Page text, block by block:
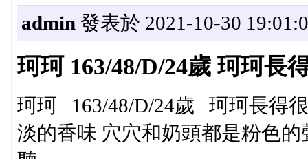
admin 發表於 2021-10-30
珂珂 163/48/D/24歲 珂珂長
珂珂 163/48/D/24歲 珂珂長得
淡的香味 穴穴和奶頭都是粉色